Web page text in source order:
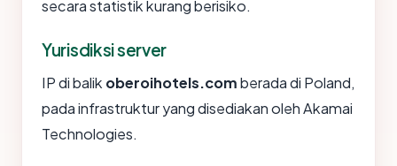
secara statistik kurang berisiko.
Yurisdiksi server
IP di balik oberoihotels.comberada di Poland,
pada infrastruktur yang disediakan oleh Akamai
Technologies.